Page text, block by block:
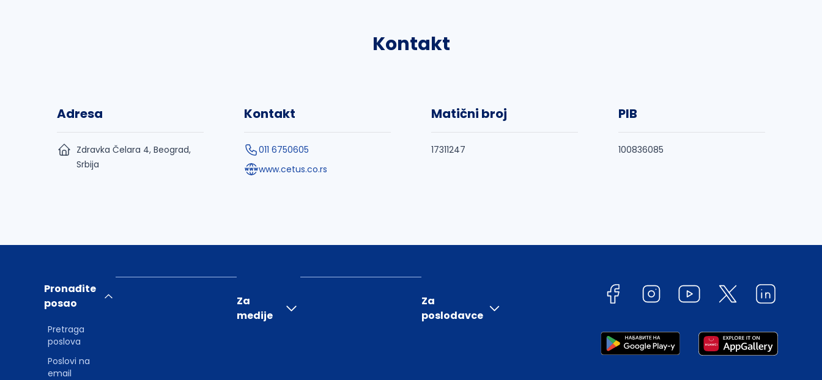
Kontakt
Adresa
Zdravka Čelara 4, Beograd,
Srbija
Kontakt
011 6750605
www.cetus.co.rs
Matični broj
17311247
PIB
100836085
Pronađite
posao
Pretraga
poslova
Poslovi na
email
Za
medije
Za
poslodavce